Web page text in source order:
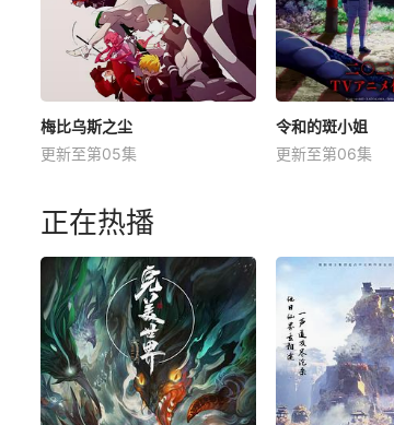
梅比乌斯之尘
更新至第05集
令和的斑小姐
更新至第06集
正在热播